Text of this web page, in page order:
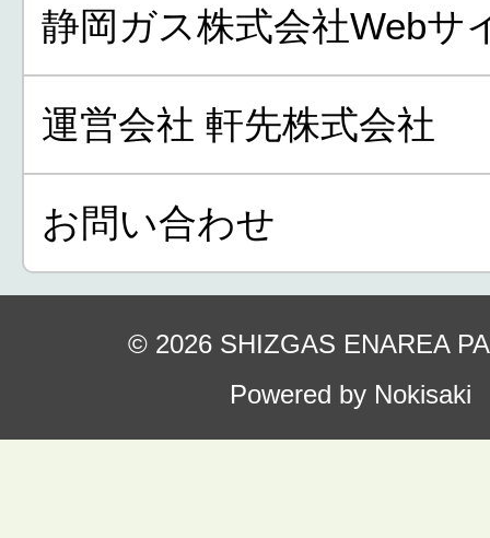
静岡ガス株式会社Webサ
運営会社 軒先株式会社
お問い合わせ
© 2026 SHIZGAS ENAREA
Powered by Nokisaki